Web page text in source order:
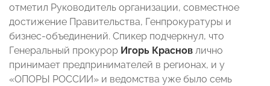
отметил Руководитель организации, совместное
достижение Правительства, Генпрокуратуры и
бизнес-объединений. Спикер подчеркнул, что
Генеральный прокурор Игорь Краснов лично
принимает предпринимателей в регионах, и у
«ОПОРЫ РОССИИ» и ведомства уже было семь